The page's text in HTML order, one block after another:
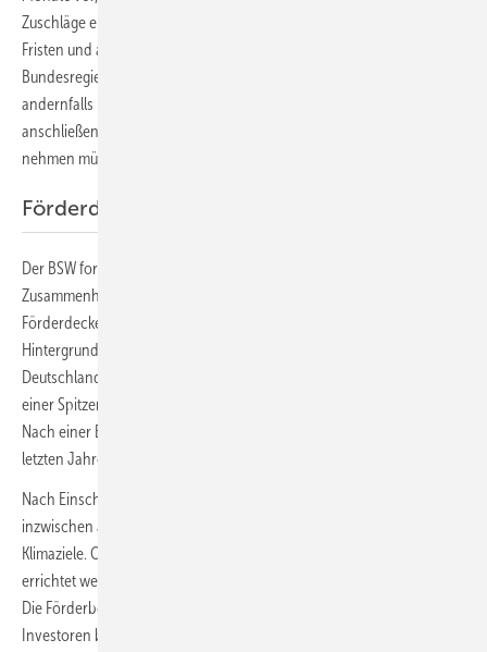
Zuschläge erhalten haben. Der BSW begrüßt die Flexibilisierung der
Fristen und appelliert in diesem Zusammenhang an die
Bundesregierung. „Dies hilft einigen Projektierern, die ihre Solarparks
andernfalls unverschuldet nicht mehr rechtzeitig hätten ans Netz
anschließen können oder zu Unrecht finanzielle Nachteile in Kauf
nehmen müssten“, sagt BSW-Hauptgeschäftsführer Carsten Körnig.
Förderdeckel beseitigen
Der BSW fordert die Bundesregierung zudem auf, in diesem
Zusammenhang nun endlich auch den im Sommer erreichten
Förderdeckel für neue Solarstromanlagen zu beseitigen. Der
Hintergrund: Sobald eine installierte Solarleistung von 52 Gigawatt in
Deutschland erreicht wird, dürfen neue Solarstromanlagen bis zu
einer Spitzenleistung von 750 Kilowatt keine Förderung mehr erhalten.
Nach einer Beschlussfassung des Bundeskabinetts aus dem Herbst
letzten Jahres sollte der Solardeckel eigentlich längst beseitigt sein.
Nach Einschätzungen von Energieexperten gefährdet der Solardeckel
inzwischen akut den Erfolg der Energiewende und damit die
Klimaziele. Ohne Förderung werden kaum noch neue Solardächer
errichtet werden, so ihre übereinstimmende Warnung in der Branche.
Die Förderbeschränkung dürfte infolge starker Vorzieheffekte von
Investoren bereits in diesem Sommer erreicht werden. Die